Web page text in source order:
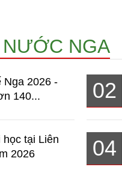
NGA
Nga 2026 -
140...
02
học tại Liên
2026
04